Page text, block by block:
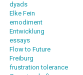
dyads
Elke Fein
emodiment
Entwicklung
essays
Flow to Future
Freiburg
frustration tolerance